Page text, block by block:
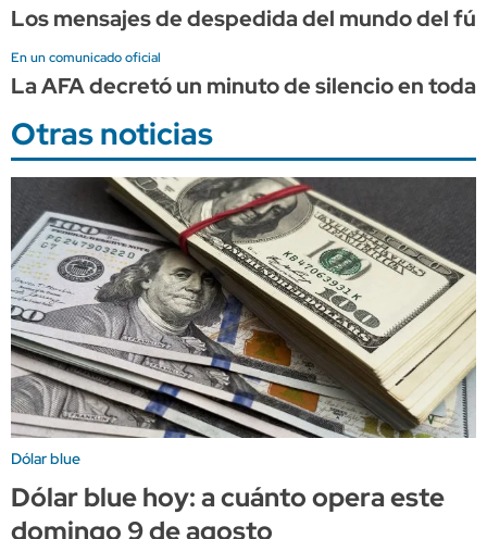
Los mensajes de despedida del mundo del
En un comunicado oficial
La AFA decretó un minuto de silencio en
Otras noticias
Dólar blue
Dólar blue hoy: a cuánto opera este
domingo 9 de agosto